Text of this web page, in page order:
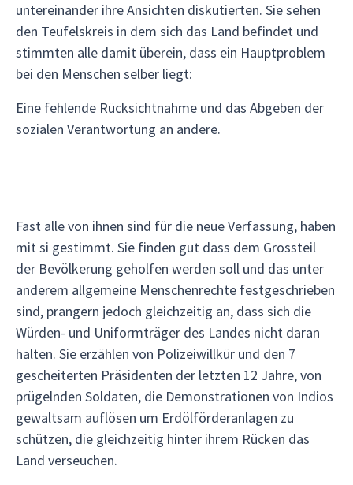
untereinander ihre Ansichten diskutierten. Sie sehen
den Teufelskreis in dem sich das Land befindet und
stimmten alle damit überein, dass ein Hauptproblem
bei den Menschen selber liegt:
Eine fehlende Rücksichtnahme und das Abgeben der
sozialen Verantwortung an andere.
Fast alle von ihnen sind für die neue Verfassung, haben
mit si gestimmt. Sie finden gut dass dem Grossteil
der Bevölkerung geholfen werden soll und das unter
anderem allgemeine Menschenrechte festgeschrieben
sind, prangern jedoch gleichzeitig an, dass sich die
Würden- und Uniformträger des Landes nicht daran
halten. Sie erzählen von Polizeiwillkür und den 7
gescheiterten Präsidenten der letzten 12 Jahre, von
prügelnden Soldaten, die Demonstrationen von Indios
gewaltsam auflösen um Erdölförderanlagen zu
schützen, die gleichzeitig hinter ihrem Rücken das
Land verseuchen.